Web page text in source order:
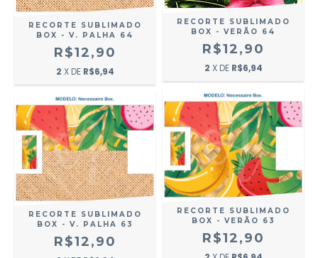
RECORTE SUBLIMADO
BOX - V. PALHA 64
R$12,90
2 X DE R$6,94
RECORTE SUBLIMADO
BOX - VERÃO 64
R$12,90
2 X DE R$6,94
RECORTE SUBLIMADO
BOX - V. PALHA 63
R$12,90
RECORTE SUBLIMADO
BOX - VERÃO 63
R$12,90